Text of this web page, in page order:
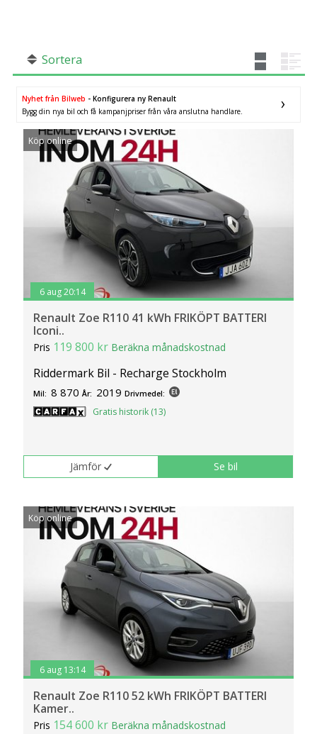
Stockholms län
Sortera
Nyhet från Bilweb - Konfigurera ny Renault
Bygg din nya bil och få kampanjpriser från våra anslutna handlare.
Köp online
6 aug 20:14
Renault Zoe R110 41 kWh FRIKÖPT BATTERI
Iconi..
Pris 119 800 kr Beräkna månadskostnad
Riddermark Bil - Recharge Stockholm
Mil: 8 870 År: 2019 Drivmedel:
Gratis historik (13)
Jämför Se bil
Köp online
6 aug 13:14
Renault Zoe R110 52 kWh FRIKÖPT BATTERI
Kamer..
Pris 154 600 kr Beräkna månadskostnad